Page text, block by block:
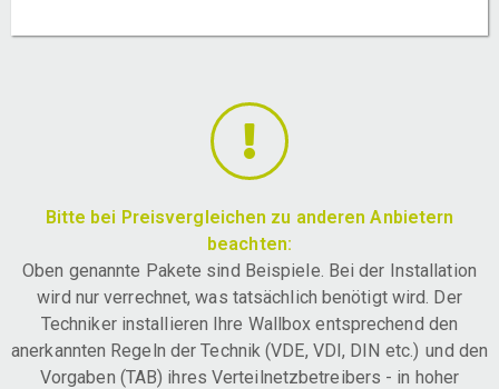
Bitte bei Preisvergleichen zu anderen Anbietern
beachten:
Oben genannte Pakete sind Beispiele. Bei der Installation
wird nur verrechnet, was tatsächlich benötigt wird. Der
Techniker installieren Ihre Wallbox entsprechend den
anerkannten Regeln der Technik (VDE, VDI, DIN etc.) und den
Vorgaben (TAB) ihres Verteilnetzbetreibers - in hoher